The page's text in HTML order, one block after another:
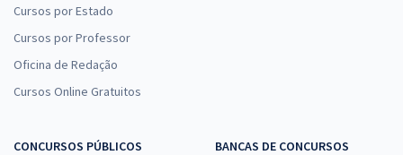
Cursos por Estado
Cursos por Professor
Oficina de Redação
Cursos Online Gratuitos
CONCURSOS PÚBLICOS
BANCAS DE CONCURSOS